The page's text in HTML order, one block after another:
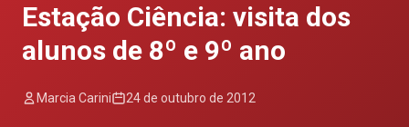
Estação Ciência: visita dos
alunos de 8º e 9º ano
Marcia Carini 24 de outubro de 2012